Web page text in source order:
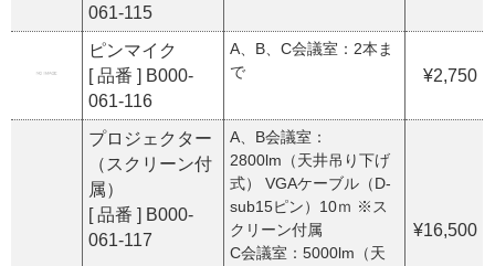
061-115
ピンマイク
[ 品番 ] B000-
061-116
A、B、C会議室：2本ま
で
¥2,750
プロジェクター
（スクリーン付
属）
[ 品番 ] B000-
061-117
A、B会議室：
2800lm（天井吊り下げ
式） VGAケーブル（D-
sub15ピン）10ｍ ※ス
クリーン付属
C会議室：5000lm（天
¥16,500